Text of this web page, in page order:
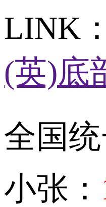
LINK：
(英)底
全国
小张：